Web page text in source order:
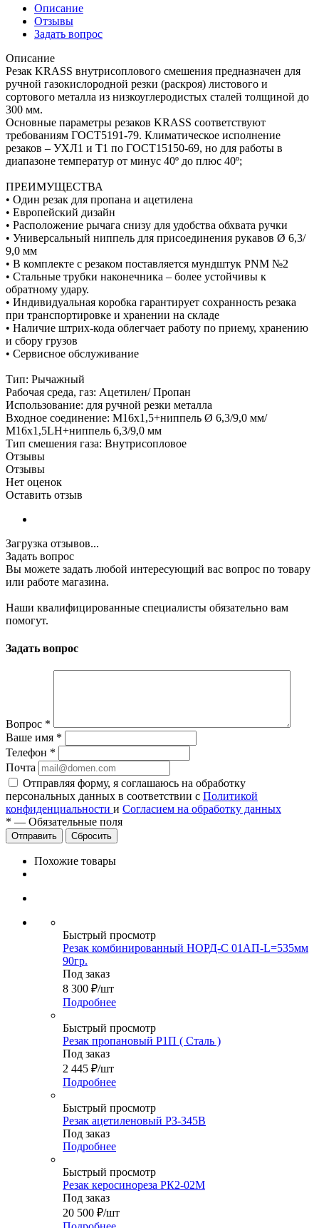
Описание
Отзывы
Задать вопрос
Описание
Резак KRASS внутрисоплового смешения предназначен для
ручной газокислородной резки (раскроя) листового и
сортового металла из низкоуглеродистых сталей толщиной до
300 мм.
Основные параметры резаков KRASS соответствуют
требованиям ГОСТ5191-79. Климатическое исполнение
резаков – УХЛ1 и Т1 по ГОСТ15150-69, но для работы в
диапазоне температур от минус 40º до плюс 40º;
ПРЕИМУЩЕСТВА
• Один резак для пропана и ацетилена
• Европейский дизайн
• Расположение рычага снизу для удобства обхвата ручки
• Универсальный ниппель для присоединения рукавов Ø 6,3/
9,0 мм
• В комплекте с резаком поставляется мундштук PNM №2
• Стальные трубки наконечника – более устойчивы к
обратному удару.
• Индивидуальная коробка гарантирует сохранность резака
при транспортировке и хранении на складе
• Наличие штрих-кода облегчает работу по приему, хранению
и сбору грузов
• Сервисное обслуживание
Тип: Рычажный
Рабочая среда, газ: Ацетилен/ Пропан
Использование: для ручной резки металла
Входное соединение: М16х1,5+ниппель Ø 6,3/9,0 мм/
М16х1,5LH+ниппель 6,3/9,0 мм
Тип смешения газа: Внутрисопловое
Отзывы
Отзывы
Нет оценок
Оставить отзыв
Загрузка отзывов...
Задать вопрос
Вы можете задать любой интересующий вас вопрос по товару
или работе магазина.
Наши квалифицированные специалисты обязательно вам
помогут.
Задать вопрос
Вопрос *
Ваше имя *
Телефон *
Почта
Отправляя форму, я соглашаюсь на обработку
персональных данных в соответствии с Политикой
конфиденциальности и Согласием на обработку данных
* — Обязательные поля
Сбросить
Похожие товары
Быстрый просмотр
Резак комбинированный НОРД-С 01АП-L=535мм
90гр.
Под заказ
8 300 ₽/шт
Подробнее
Быстрый просмотр
Резак пропановый Р1П ( Сталь )
Под заказ
2 445 ₽/шт
Подробнее
Быстрый просмотр
Резак ацетиленовый РЗ-345В
Под заказ
Подробнее
Быстрый просмотр
Резак керосинореза РК2-02М
Под заказ
20 500 ₽/шт